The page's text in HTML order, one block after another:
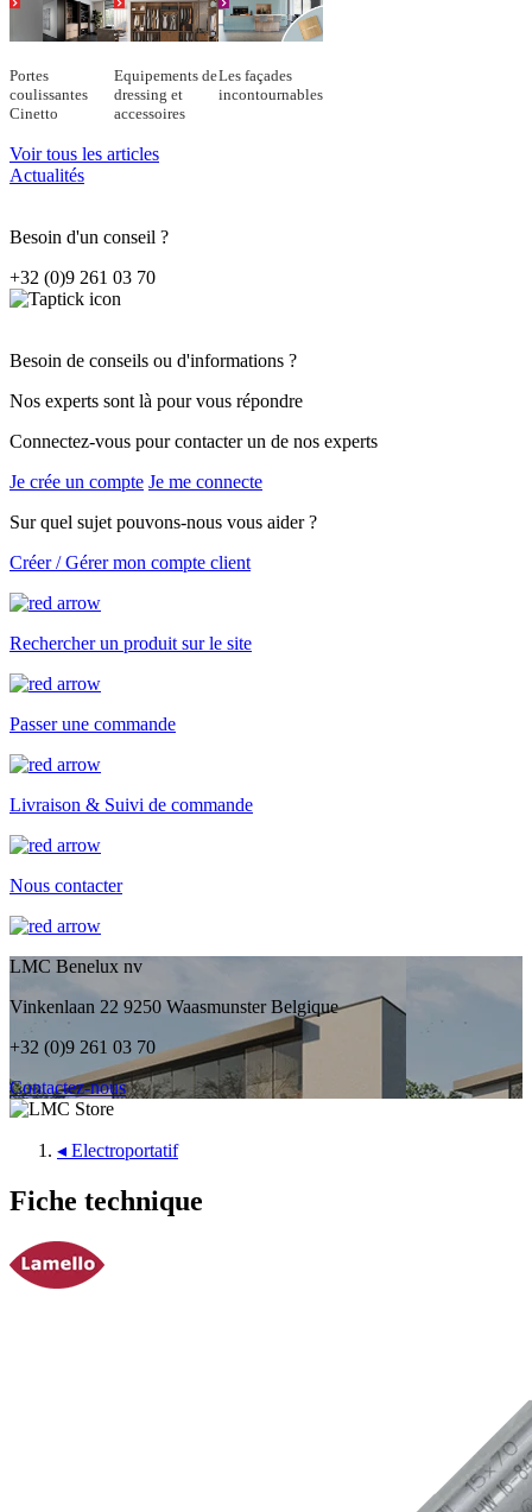
Portes
coulissantes
Cinetto
Equipements de
dressing et
accessoires
Les façades
incontournables
Voir tous les articles
Actualités
Besoin d'un conseil ?
+32 (0)9 261 03 70
Besoin de conseils ou d'informations ?
Nos experts sont là pour vous répondre
Connectez-vous pour contacter un de nos experts
Je crée un compte Je me connecte
Sur quel sujet pouvons-nous vous aider ?
Créer / Gérer mon compte client
Rechercher un produit sur le site
Passer une commande
Livraison & Suivi de commande
Nous contacter
LMC Benelux nv
Vinkenlaan 22 9250 Waasmunster Belgique
+32 (0)9 261 03 70
Contactez-nous
◂ Electroportatif
Fiche technique